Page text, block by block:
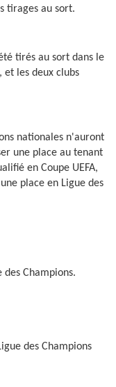
tirages au sort.
tirés au sort dans le
et les deux clubs
nationales n'auront
une place au tenant
en Coupe UEFA,
place en Ligue des
Champions.
des Champions